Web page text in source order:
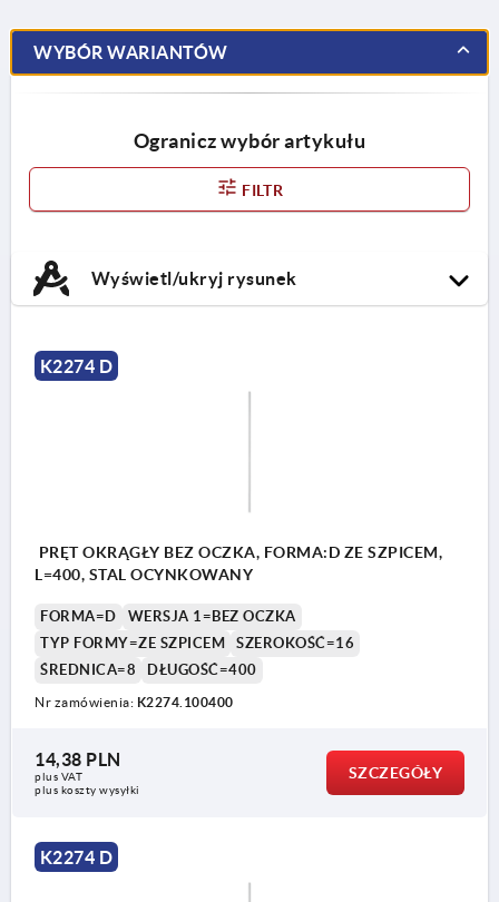
WYBÓR WARIANTÓW
Ogranicz wybór artykułu
FILTR
Wyświetl/ukryj rysunek
K2274 D
PRĘT OKRĄGŁY BEZ OCZKA, FORMA:D ZE SZPICEM,
L=400, STAL OCYNKOWANY
FORMA=D
WERSJA 1=BEZ OCZKA
TYP FORMY=ZE SZPICEM
SZEROKOŚĆ=16
ŚREDNICA=8
DŁUGOŚĆ=400
Nr zamówienia: K2274.100400
14,38 PLN
plus VAT
plus koszty wysyłki
SZCZEGÓŁY
K2274 D